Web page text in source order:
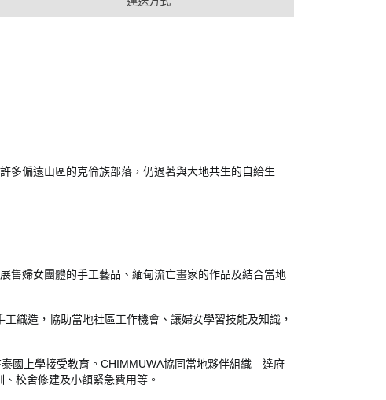
多偏遠山區的克倫族部落，仍過著與大地共生的自給生
展售婦女團體的手工藝品、緬甸流亡畫家的作品及結合當地
織造，協助當地社區工作機會、讓婦女學習技能及知識，
國上學接受教育。 CHIMMUWA協同當地夥伴組織—達府
校舍修建及小額緊急費用等。